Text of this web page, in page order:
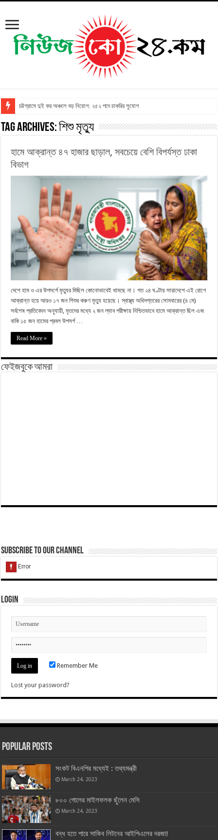
চট্টগ্রামে দুই কর অঞ্চলে বড় নিয়োগ: ২৫২ পদে চাকরির সুযোগ
Tag Archives:শিশু মৃত্যু
হামে আক্রান্ত ৪৭ হাজার ছাড়াল, সবচেয়ে বেশি বিপর্যস্ত ঢাকা
বিভাগ
দেশে হাম ও এর উপসর্গে মৃত্যুর মিছিল কোনোভাবেই থামছে না। গত ২৪ ঘণ্টায় সারাদেশে এই রোগে
আক্রান্ত হয়ে আরও ১৭ জন শিশুর করুণ মৃত্যু হয়েছে। স্বাস্থ্য অধিদপ্তরের সোমবারের (৪ মে)
সর্বশেষ প্রতিবেদন অনুযায়ী, মৃতদের মধ্যে ২ জন ল্যাব পরীক্ষায় নিশ্চিতভাবে হামে আক্রান্ত ছিল এবং
বাকি ১৫ জন হামের প্রবল উপসর্গ …
Read More »
ফেইজবুকে আমরা
Subscribe to our Channel
Login
Remember Me
Lost your password?
Popular Posts
সংকট বিএনপির মধ্যেই : তথ্যমন্ত্রী
March 24, 2023
৮০০ গোলের মাইলফলক ছুঁলেন মেসি
March 24, 2023
বন্ধ হতে পারে সাকিব লিটনের আইপিএলের দরজা!